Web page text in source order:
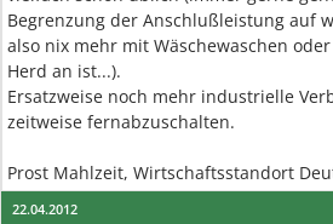
Begrenzung der Anschlußleistung auf
also nix mehr mit Wäschewaschen
Herd an ist...).
Ersatzweise noch mehr industrielle
zeitweise fernabzuschalten.
Prost Mahlzeit, Wirtschaftsstandort
22.04.2012